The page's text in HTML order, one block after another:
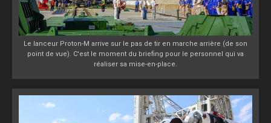
Le lanceur Proton-M arrive sur le pas de tir en marche arrière (de son
point de vue). C'est le moment du briefing pour le personnel qui va
réaliser sa mise-en-place.